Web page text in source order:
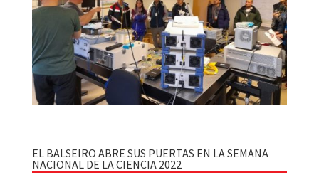
EL BALSEIRO ABRE SUS PUERTAS EN LA SEMANA
NACIONAL DE LA CIENCIA 2022